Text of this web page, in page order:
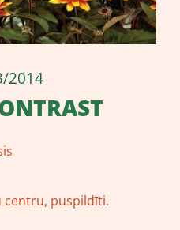
2014
centru, puspildīti.